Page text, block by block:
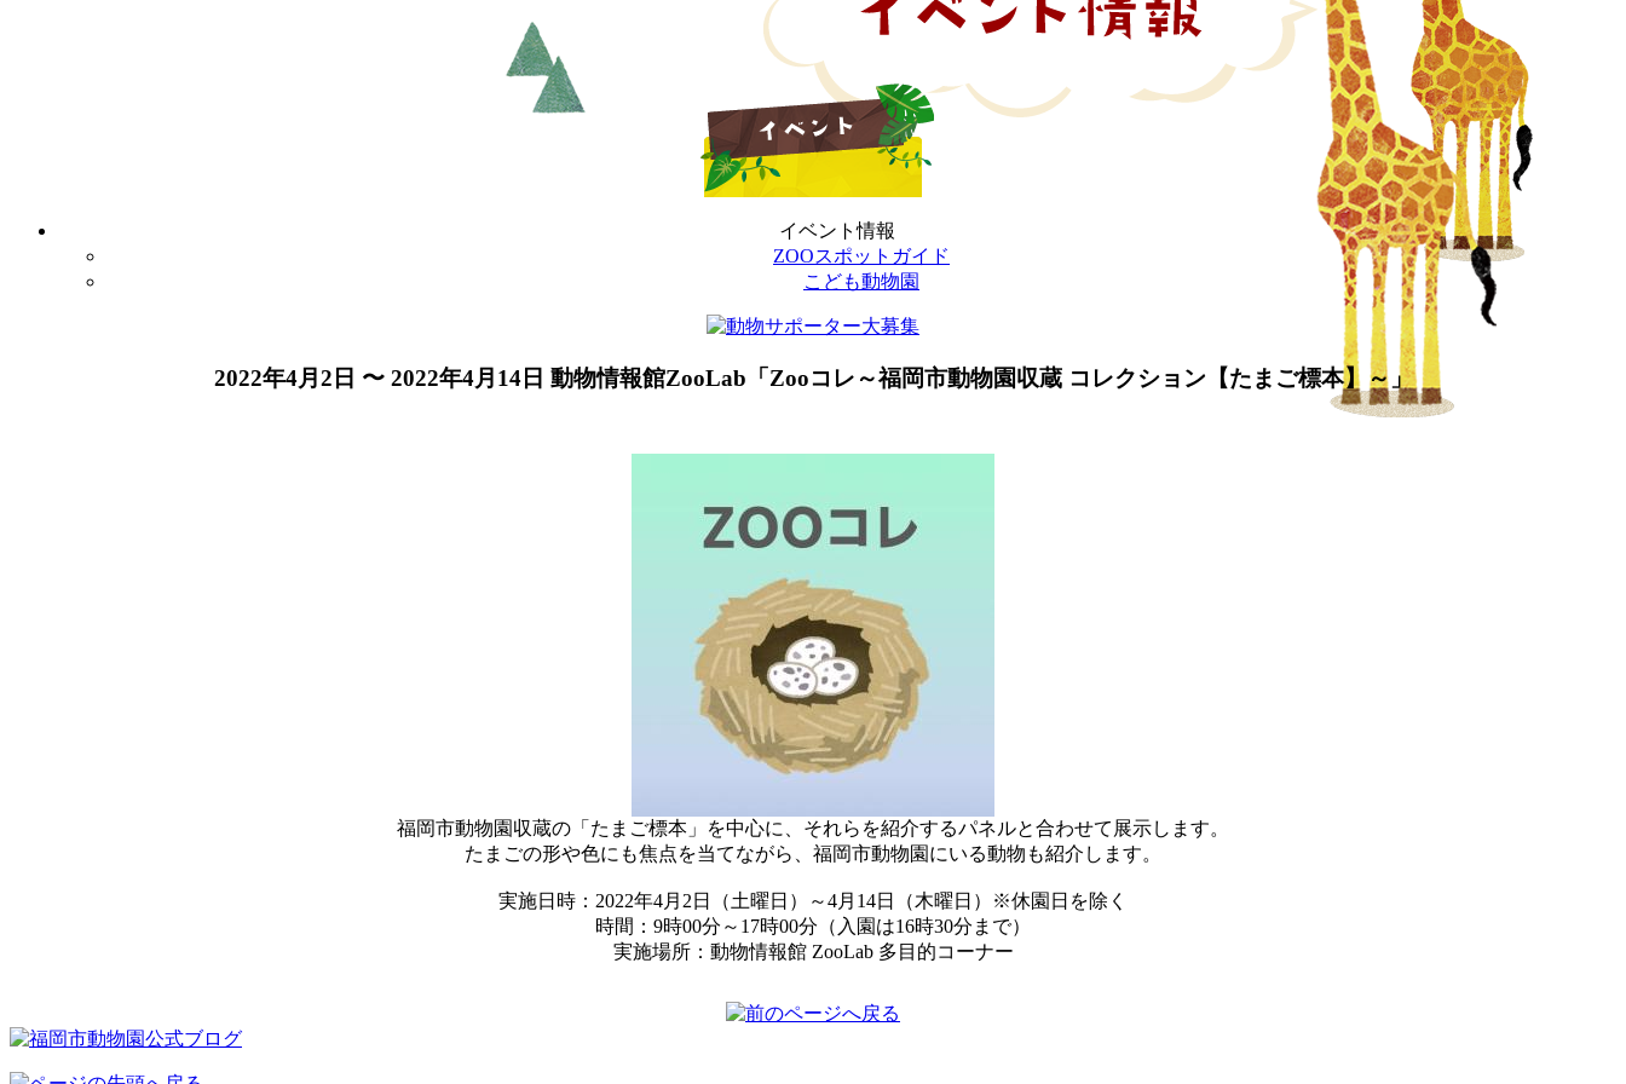
イベント情報
ZOOスポットガイド
こども動物園
2022年4月2日 〜 2022年4月14日 動物情報館ZooLab「Zooコレ～福岡市動物園収蔵 コレクション【たまご標本】～」
福岡市動物園収蔵の「たまご標本」を中心に、それらを紹介するパネルと合わせて展示します。
たまごの形や色にも焦点を当てながら、福岡市動物園にいる動物も紹介します。
実施日時：2022年4月2日（土曜日）～4月14日（木曜日）※休園日を除く
時間：9時00分～17時00分（入園は16時30分まで）
実施場所：動物情報館 ZooLab 多目的コーナー